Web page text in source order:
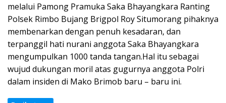
melalui Pamong Pramuka Saka Bhayangkara Ranting
Polsek Rimbo Bujang Brigpol Roy Situmorang pihaknya
membenarkan dengan penuh kesadaran, dan
terpanggil hati nurani anggota Saka Bhayangkara
mengumpulkan 1000 tanda tangan.Hal itu sebagai
wujud dukungan moril atas gugurnya anggota Polri
dalam insiden di Mako Brimob baru – baru ini.